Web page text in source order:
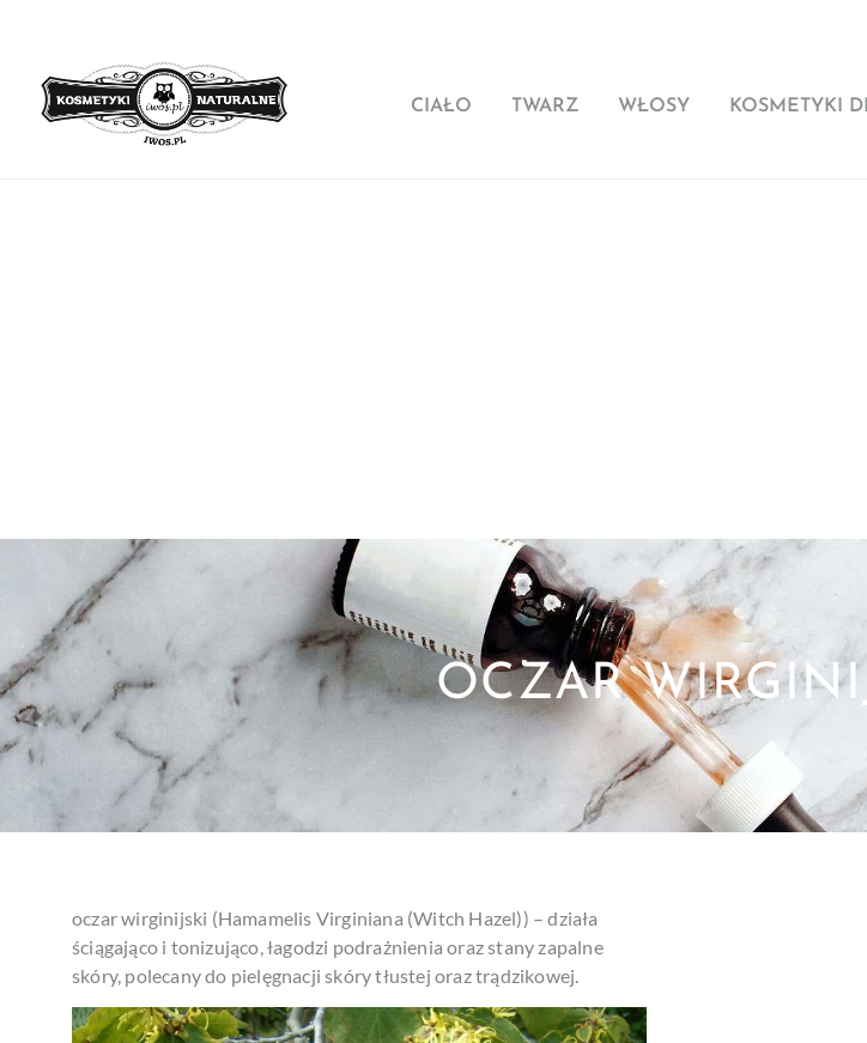
CIAŁO TWARZ WŁOSY KOSMETYKI
OCZAR
oczar wirginijski (Hamamelis Virginiana (Witch Hazel)) – działa
ściągająco i tonizująco, łagodzi podrażnienia oraz stany zapalne
skóry, polecany do pielęgnacji skóry tłustej oraz trądzikowej.